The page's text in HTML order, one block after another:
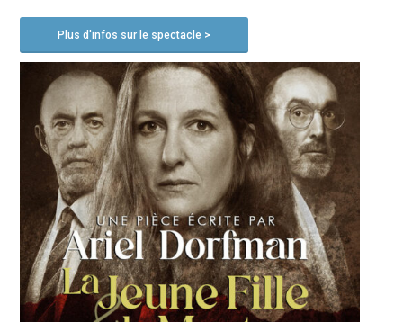
Plus d'infos sur le spectacle >